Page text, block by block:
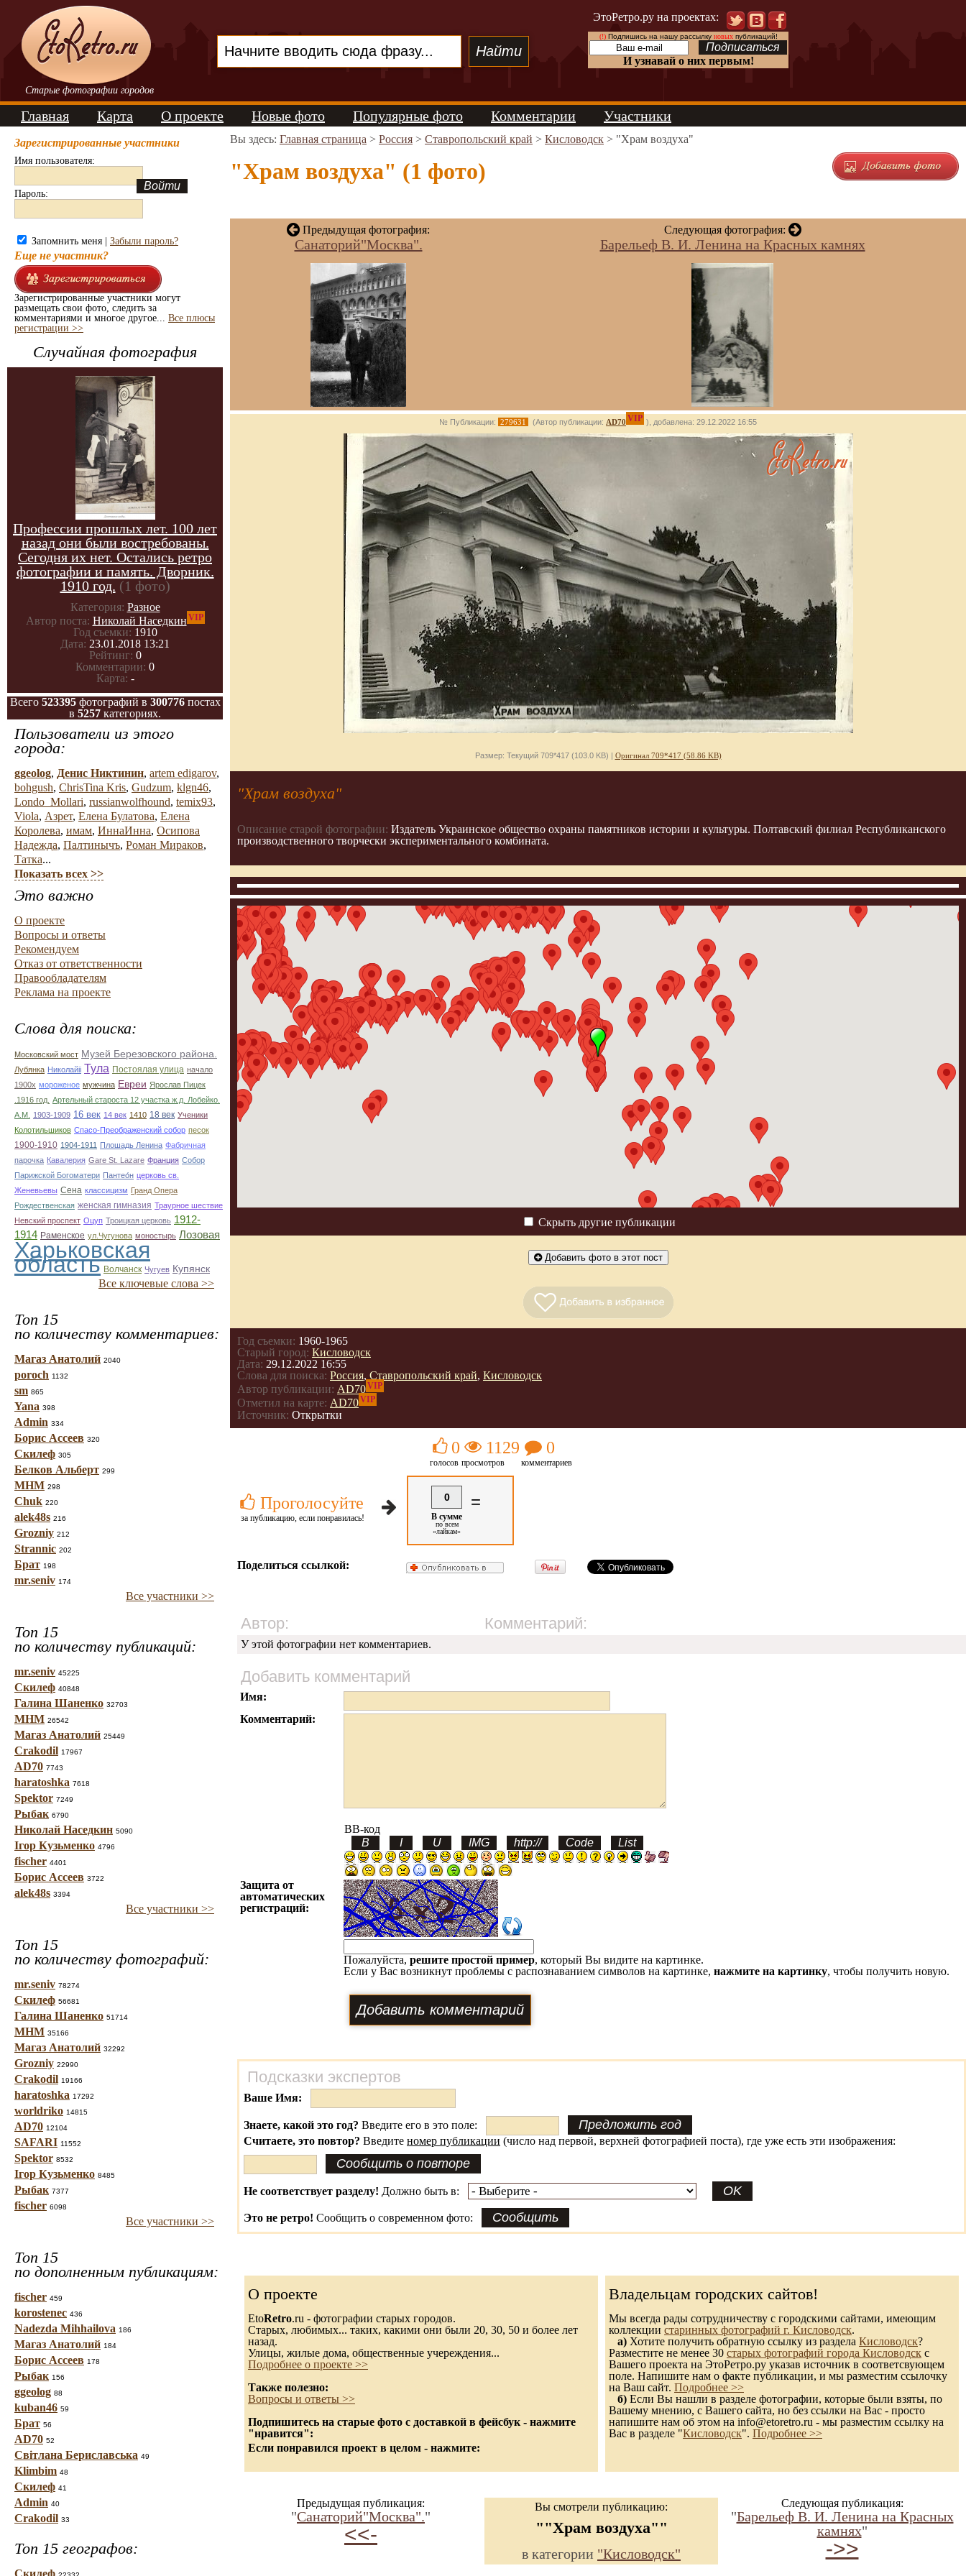
Старые фотографии городов
ЭтоРетро.ру на проектах:
(!)Подпишись на нашу рассылку новыхпубликаций!
И узнавай о них первым!
Главная Карта О проекте Новые фото Популярные фото Комментарии Участники
Зарегистрированные участники
Имя пользователя:
Пароль:
Запомнить меня | Забыли пароль?
Еще не участник?
Зарегистрированные участники могут
размещать свои фото, следить за
комментариями и многое другое... Все плюсы
регистрации >>
Случайная фотография
Профессии прошлых лет. 100 лет
назад они были востребованы.
Сегодня их нет. Остались ретро
фотографии и память. Дворник.
1910 год. (1 фото)
Категория: Разное
Автор поста: Николай Наседкин VIP
Год съемки: 1910
Дата: 23.01.2018 13:21
Рейтинг: 0
Комментарии: 0
Карта: -
Всего 523395фотографий в 300776постах
в 5257 категориях.
Пользователи из этого
города:
ggeolog, Денис Никтинин, artem edigarov,
bohgush, ChrisTina Kris, Gudzum, klgn46,
Londo_Mollari, russianwolfhound, temix93,
Viola, Азрет, Елена Булатова, Елена
Королева, имам, ИннаИнна, Осипова
Надежда, Палтинычъ, Роман Мираков,
Татка...
Показать всех >>
Это важно
О проекте
Вопросы и ответы
Рекомендуем
Отказ от ответственности
Правообладателям
Реклама на проекте
Слова для поиска:
Московский мост Музей Березовского района.
Лубянка Николайii Тула Постоялая улица начало
1900х мороженое мужчина Евреи Ярослав Пицек
.1916 год. Артельный староста 12 участка ж.д. Лобейко.
А.М.
1903-1909 16 век 14 век 1410 18 век Ученики
Колотильшиков Спасо-Преображенский собор песок
1900-1910 1904-1911 Плошадь Ленина Фабричная
парочка Кавалерия Gare St. Lazare Франция Собор
Парижской Богоматери Пантео́н церковь св.
Женевьевы Сена классицизм Гранд Опера
Рождественская женская гимназия Траурное шествие
Невский проспект Оцуп Троицкая церковь 1912-
1914 Раменское ул.Чугунова моностырь Лозовая
Харьковская
область Волчанск Чугуев Купянск
Все ключевые слова >>
Топ 15
по количеству комментариев:
Магаз Анатолий 2040
poroch 1132
sm 865
Yana 398
Admin 334
Борис Ассеев 320
Скилеф 305
Белков Альберт 299
МНМ 298
Chuk 220
alek48s 216
Grozniy 212
Strannic 202
Брат 198
mr.seniv 174
Все участники >>
Топ 15
по количеству публикаций:
mr.seniv 45225
Скилеф 40848
Галина Шаненко 32703
МНМ 26542
Магаз Анатолий 25449
Crakodil 17967
AD70 7743
haratoshka 7618
Spektor 7249
Рыбак 6790
Николай Наседкин 5090
Ігор Кузьменко 4796
fischer 4401
Борис Ассеев 3722
alek48s 3394
Все участники >>
Топ 15
по количеству фотографий:
mr.seniv 78274
Скилеф 56681
Галина Шаненко 51714
МНМ 35166
Магаз Анатолий 32292
Grozniy 22990
Crakodil 19166
haratoshka 17292
worldriko 14815
AD70 12104
SAFARI 11552
Spektor 8532
Ігор Кузьменко 8485
Рыбак 7377
fischer 6098
Все участники >>
Топ 15
по дополненным публикациям:
fischer 459
korostenec 436
Nadezda Mihhailova 186
Магаз Анатолий 184
Борис Ассеев 178
Рыбак 156
ggeolog 88
kuban46 59
Брат 56
AD70 52
Світлана Бериславська 49
Klimbim 48
Скилеф 41
Admin 40
Crakodil 33
Топ 15 географов:
Скилеф
Вы здесь: Главная страница > Россия > Ставропольский край > Кисловодск > "Храм воздуха"
"Храм воздуха" (1 фото)
Предыдущая фотография:
Санаторий"Москва".
Следующая фотография:
Барельеф В. И. Ленина на Красных камнях
№ Публикации: 279631 (Автор публикации: AD70 VIP ), добавлена: 29.12.2022 16:55
Размер: Текущий 709*417 (103.0 KB) | Оригинал 709*417 (58.86 KB)
"Храм воздуха"
Описание старой фотографии: Издатель Украинское общество охраны памятников истории и культуры. Полтавский филиал Республиканского
производственного творчески экспериментального комбината.
Скрыть другие публикации
Добавить фото в этот пост
Год съемки: 1960-1965
Старый город: Кисловодск
Дата: 29.12.2022 16:55
Слова для поиска: Россия, Ставропольский край, Кисловодск
Автор публикации: AD70VIP
Отметил на карте: AD70VIP
Источник: Открытки
Проголосуйте
за публикацию, если понравилась!
0
голосов
1129
просмотров
0
комментариев
0
В сумме
по всем
«лайкам»
=
Поделиться ссылкой:
Автор: Комментарий:
У этой фотографии нет комментариев.
Добавить комментарий
Имя:
Комментарий:
BB-код
Защита от
автоматических
регистраций:
Пожалуйста, решите простой пример, который Вы видите на картинке.
Если у Вас возникнут проблемы с распознаванием символов на картинке, нажмите на картинку, чтобы получить новую.
Подсказки экспертов
Ваше Имя:
Знаете, какой это год? Введите его в это поле:
Считаете, это повтор? Введите номер публикации (число над первой, верхней фотографией поста), где уже есть эти изображения:
Не соответствует разделу! Должно быть в:
Это не ретро! Сообщить о современном фото:
О проекте
EtoRetro.ru - фотографии старых городов.
Старых, любимых... таких, какими они были 20, 30, 50 и более лет
назад.
Улицы, жилые дома, общественные учереждения...
Подробнее о проекте >>
Также полезно:
Вопросы и ответы >>
Подпишитесь на старые фото с доставкой в фейсбук - нажмите
"нравится":
Если понравился проект в целом - нажмите:
Владельцам городских сайтов!
Мы всегда рады сотрудничеству с городскими сайтами, имеющим
коллекции старинных фотографий г. Кисловодск.
а) Хотите получить обратную ссылку из раздела Кисловодск?
Разместите не менее 30 старых фотографий города Кисловодск с
Вашего проекта на ЭтоРетро.ру указав источник в соответсвующем
поле. Напишите нам о факте публикации, и мы разместим ссылочку
на Ваш сайт. Подробнее >>
б) Если Вы нашли в разделе фотографии, которые были взяты, по
Вашему мнению, с Вашего сайта, но без ссылки на Вас - просто
напишите нам об этом на info@etoretro.ru - мы разместим ссылку на
Вас в разделе "Кисловодск". Подробнее >>
Предыдущая публикация:
"Санаторий"Москва"."
<<-
Вы смотрели публикацию:
""Храм воздуха""
в категории "Кисловодск"
Следующая публикация:
"Барельеф В. И. Ленина на Красных
камнях"
->>